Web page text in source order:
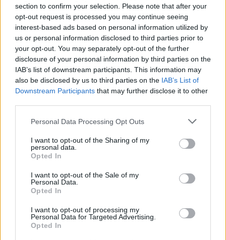
section to confirm your selection. Please note that after your
opt-out request is processed you may continue seeing
interest-based ads based on personal information utilized by
us or personal information disclosed to third parties prior to
your opt-out. You may separately opt-out of the further
disclosure of your personal information by third parties on the
IAB’s list of downstream participants. This information may
also be disclosed by us to third parties on the IAB’s List of
Downstream Participants that may further disclose it to other
Personal Data Processing Opt Outs
I want to opt-out of the Sharing of my
personal data.
Opted In
I want to opt-out of the Sale of my
Personal Data.
Opted In
I want to opt-out of processing my
Personal Data for Targeted Advertising.
Opted In
CONDIVIDI QUESTO ARTICOLO:
E-mail LinkedIn Facebook
X Mastodon Telegram
WhatsApp Stampa Altro